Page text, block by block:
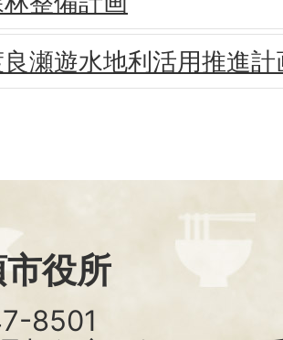
瀬遊水地利活用推進計
役所
8501